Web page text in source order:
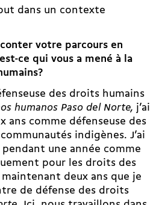
dans un contexte
votre parcours en
ce qui vous a mené à la
des droits humains
humanos Paso del Norte, j’ai
ans comme défenseuse des
indigènes. J’ai
une année comme
pour les droits des
deux ans que je
de défense des droits